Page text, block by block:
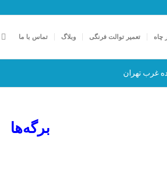
چاه تعمیر توالت فرنگی وبلاگ تماس با ما
غرب تهران
برگه‌ها